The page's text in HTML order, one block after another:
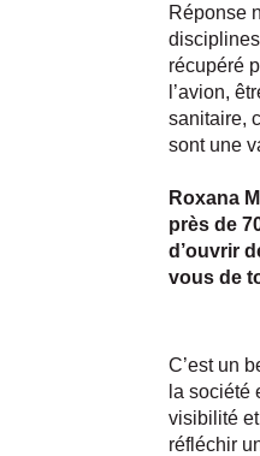
Réponse
récupéré
l’avion,
sanitaire,
sont une
Roxana
près de
d’ouvrir
vous de
C’est un
la société
visibilité
réfléchir